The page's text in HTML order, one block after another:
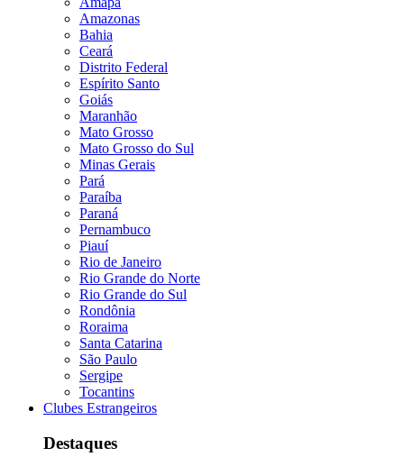
Amazonas
Bahia
Ceará
Distrito Federal
Espírito Santo
Goiás
Maranhão
Mato Grosso
Mato Grosso do Sul
Minas Gerais
Pará
Paraíba
Paraná
Pernambuco
Piauí
Rio de Janeiro
Rio Grande do Norte
Rio Grande do Sul
Rondônia
Roraima
Santa Catarina
São Paulo
Sergipe
Tocantins
Clubes Estrangeiros
Destaques